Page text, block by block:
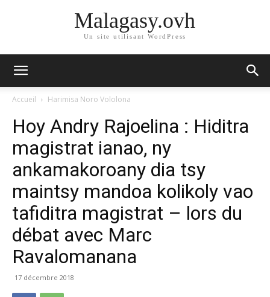
Malagasy.ovh
Un site utilisant WordPress
Accueil Harimisa Noro Vololona
Hoy Andry Rajoelina : Hiditra
magistrat ianao, ny
ankamakoroany dia tsy
maintsy mandoa kolikoly vao
tafiditra magistrat – lors du
débat avec Marc
Ravalomanana
17 décembre 2018